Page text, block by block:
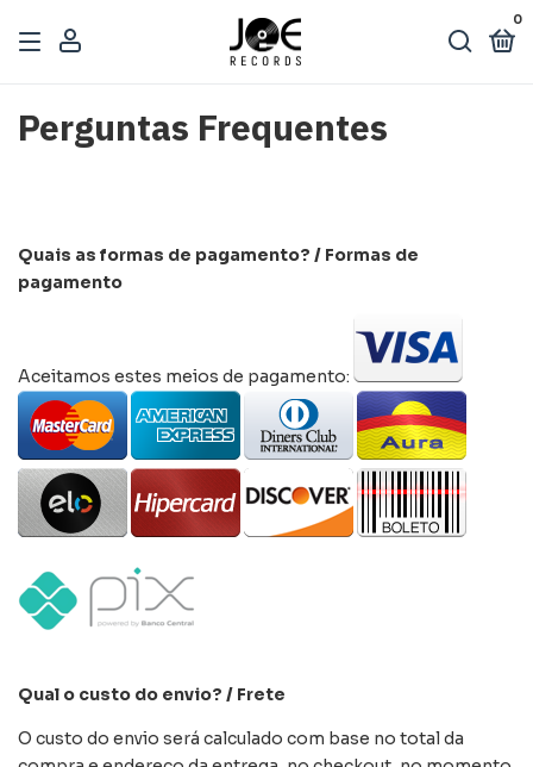
0
Perguntas Frequentes
Quais as formas de pagamento? / Formas de
pagamento
Aceitamos estes meios de pagamento:
Qual o custo do envio? / Frete
O custo do envio será calculado com base no total da